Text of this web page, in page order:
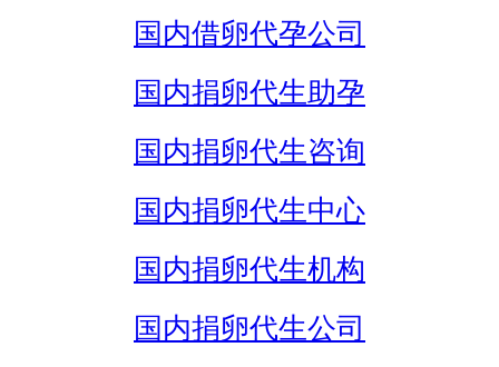
国内借卵代孕公司
国内捐卵代生助孕
国内捐卵代生咨询
国内捐卵代生中心
国内捐卵代生机构
国内捐卵代生公司